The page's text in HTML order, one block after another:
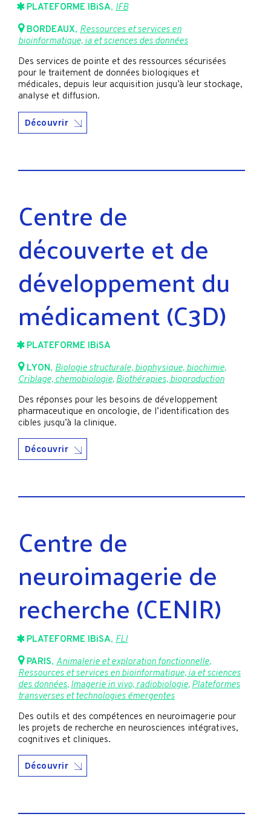
PLATEFORME IBiSA, IFB
BORDEAUX, Ressources et services en
bioinformatique, ia et sciences des données
Des services de pointe et des ressources sécurisées
pour le traitement de données biologiques et
médicales, depuis leur acquisition jusqu’à leur stockage,
analyse et diffusion.
Découvrir
Centre de
découverte et de
développement du
médicament (C3D)
PLATEFORME IBiSA
LYON, Biologie structurale, biophysique, biochimie,
Criblage, chemobiologie,Biothérapies, bioproduction
Des réponses pour les besoins de développement
pharmaceutique en oncologie, de l’identification des
cibles jusqu’à la clinique.
Découvrir
Centre de
neuroimagerie de
recherche (CENIR)
PLATEFORME IBiSA, FLI
PARIS, Animalerie et exploration fonctionnelle,
Ressources et services en bioinformatique, ia et sciences
des données, Imagerie in vivo, radiobiologie, Plateformes
transverses et technologies émergentes
Des outils et des compétences en neuroimagerie pour
les projets de recherche en neurosciences intégratives,
cognitives et cliniques.
Découvrir